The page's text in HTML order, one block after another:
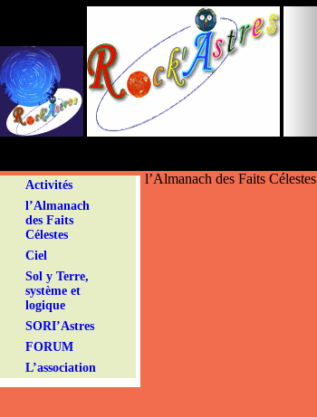
Activités
l’Almanach
des Faits
Célestes
Ciel
Sol y Terre,
système et
logique
SORI’Astres
FORUM
L’association
l’Almanach des Faits Célestes
Panneau de gestion des cookies